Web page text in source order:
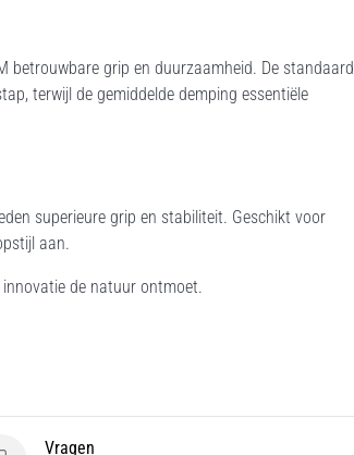
betrouwbare grip en duurzaamheid. De standaard
terwijl de gemiddelde demping essentiële
superieure grip en stabiliteit. Geschikt voor
aan.
de natuur ontmoet.
Vragen